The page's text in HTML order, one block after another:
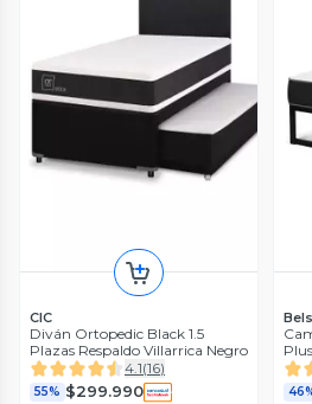
CIC
Diván Ortopedic Black 1.5
Plazas Respaldo Villarrica Negro
4.1(16)
55% $299.990